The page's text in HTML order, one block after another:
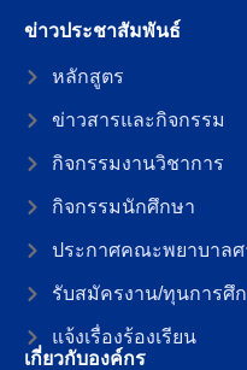
ข่าวประชาสัมพันธ์
หลักสูตร
ข่าวสารและกิจกรรม
กิจกรรมงานวิชาการ
กิจกรรมนักศึกษา
ประกาศคณะพยาบาลศ
รับสมัครงาน/ทุนการศึ
แจ้งเรื่องร้องเรียน
เกี่ยวกับองค์กร